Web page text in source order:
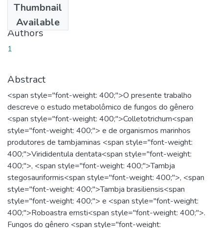
Thumbnail
Available
2020-09-01
Authors
1
Abstract
<span style="font-weight: 400;">O presente trabalho
descreve o estudo metabolômico de fungos do gênero
<span style="font-weight: 400;">Colletotrichum<span
style="font-weight: 400;"> e de organismos marinhos
produtores de tambjaminas <span style="font-weight:
400;">Virididentula dentata<span style="font-weight:
400;">, <span style="font-weight: 400;">Tambja
stegosauriformis<span style="font-weight: 400;">, <span
style="font-weight: 400;">Tambja brasiliensis<span
style="font-weight: 400;"> e <span style="font-weight:
400;">Roboastra ernsti<span style="font-weight: 400;">.
Fungos do gênero <span style="font-weight: